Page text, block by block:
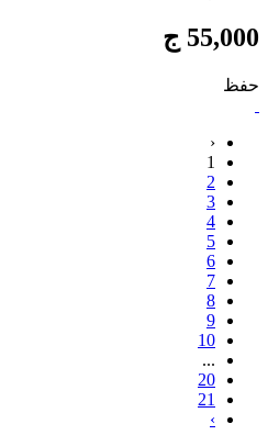
55,000 ج
حفظ
‹
1
2
3
4
5
6
7
8
9
10
...
20
21
›